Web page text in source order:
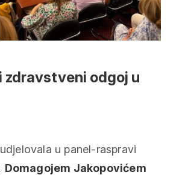
zdravstveni odgoj u
u panel-raspravi
Domagojem Jakopovićem